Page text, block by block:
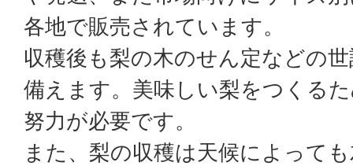
各地で販売されています。
収穫後も梨の木のせん定などの
備えます。美味しい梨をつくる
努力が必要です。
また、梨の収穫は天候によって